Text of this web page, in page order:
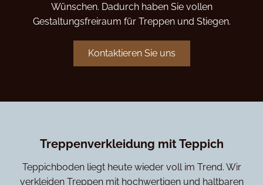
Wünschen. Dadurch haben Sie vollen
Gestaltungsfreiraum für Treppen und Stiegen.
Kontaktieren Sie uns
Treppenverkleidung mit Teppich
Teppichboden liegt heute wieder voll im Trend. Wir
verkleiden Treppen mit hochwertigen und haltbaren